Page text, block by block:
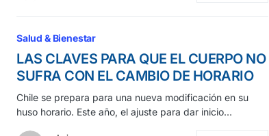
Salud & Bienestar
LAS CLAVES PARA QUE EL CUERPO NO
SUFRA CON EL CAMBIO DE HORARIO
Chile se prepara para una nueva modificación en su
huso horario. Este año, el ajuste para dar inicio…